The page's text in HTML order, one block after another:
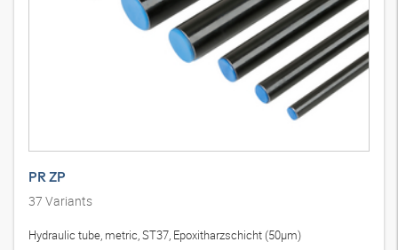
PR ZP
37 Variants
Hydraulic tube, metric, ST37, Epoxitharzschicht (50µm)